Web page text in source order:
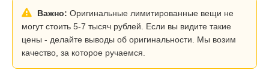
Важно: Оригинальные лимитированные вещи не
могут стоить 5-7 тысяч рублей. Если вы видите такие
цены - делайте выводы об оригинальности. Мы возим
качество, за которое ручаемся.